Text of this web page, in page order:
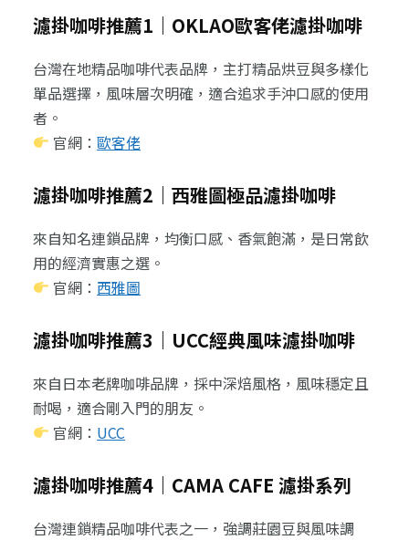
濾掛咖啡推薦1｜OKLAO歐客佬濾掛咖啡
台灣在地精品咖啡代表品牌，主打精品烘豆與多樣化
單品選擇，風味層次明確，適合追求手沖口感的使用
者。
官網：歐客佬
濾掛咖啡推薦2｜西雅圖極品濾掛咖啡
來自知名連鎖品牌，均衡口感、香氣飽滿，是日常飲
用的經濟實惠之選。
官網： 西雅圖
濾掛咖啡推薦3｜UCC經典風味濾掛咖啡
來自日本老牌咖啡品牌，採中深焙風格，風味穩定且
耐喝，適合剛入門的朋友。
官網： UCC
濾掛咖啡推薦4｜CAMA CAFE 濾掛系列
台灣連鎖精品咖啡代表之一，強調莊園豆與風味調